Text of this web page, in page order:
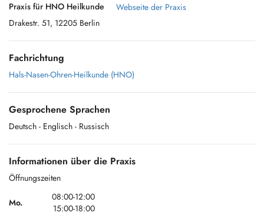
Praxis für HNO Heilkunde
Drakestr. 51, 12205 Berlin
Webseite der Praxis
Fachrichtung
Hals-Nasen-Ohren-Heilkunde (HNO)
Gesprochene Sprachen
Deutsch - Englisch - Russisch
Informationen über die Praxis
Öffnungszeiten
Mo.
08:00-12:00
15:00-18:00